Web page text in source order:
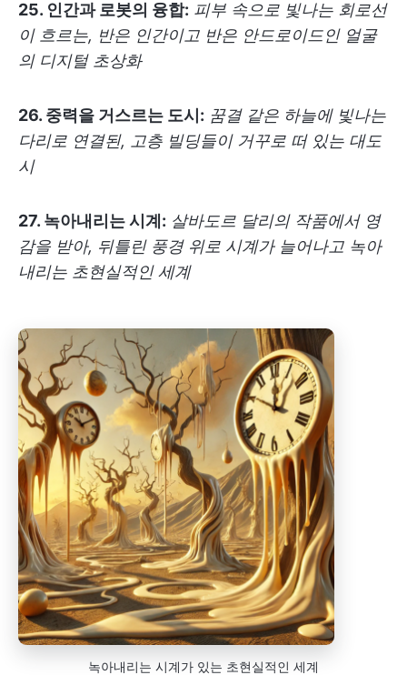
25. 인간과 로봇의 융합: 피부 속으로 빛나는 회로선
이 흐르는, 반은 인간이고 반은 안드로이드인 얼굴
의 디지털 초상화
26. 중력을 거스르는 도시: 꿈결 같은 하늘에 빛나는
다리로 연결된, 고층 빌딩들이 거꾸로 떠 있는 대도
시
27. 녹아내리는 시계: 살바도르 달리의 작품에서 영
감을 받아, 뒤틀린 풍경 위로 시계가 늘어나고 녹아
내리는 초현실적인 세계
녹아내리는 시계가 있는 초현실적인 세계